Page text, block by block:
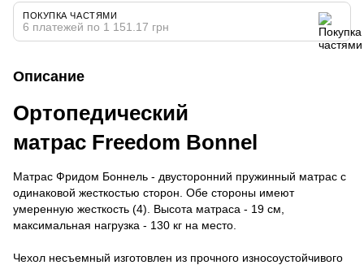
ПОКУПКА ЧАСТЯМИ
6 платежей по 1 151.17 грн
Описание
Ортопедический
матрас Freedom Bonnel
Матрас Фридом Боннель - двусторонний пружинный матрас с
одинаковой жесткостью сторон. Обе стороны имеют
умеренную жесткость (4). Высота матраса - 19 см,
максимальная нагрузка - 130 кг на место.
Чехол несъемный изготовлен из прочного износоустойчивого